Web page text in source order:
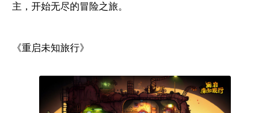
主，开始无尽的冒险之旅。
《重启未知旅行》